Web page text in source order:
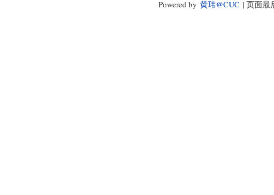
Powered by 黄玮@CUC | 页面最